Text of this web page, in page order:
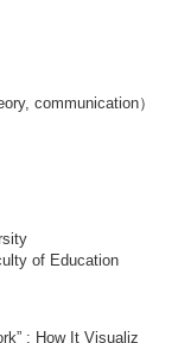
communication）
of Education
: How It Visualiz